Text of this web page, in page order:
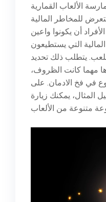
الألعاب القمارية
للمخاطر المالية
أن يكونوا واعين
التي يستطيعون
يتطلب ذلك تحديد
مهما كانت الظروف،
في فخ الادمان. على